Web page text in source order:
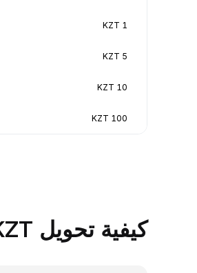
1 KZT
5 KZT
10 KZT
100 KZT
كيفية تحويل KZT إلى SEI على Bybit